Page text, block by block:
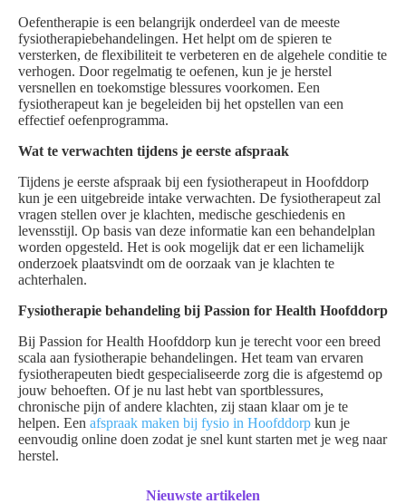
Oefentherapie is een belangrijk onderdeel van de meeste
fysiotherapiebehandelingen. Het helpt om de spieren te
versterken, de flexibiliteit te verbeteren en de algehele conditie te
verhogen. Door regelmatig te oefenen, kun je je herstel
versnellen en toekomstige blessures voorkomen. Een
fysiotherapeut kan je begeleiden bij het opstellen van een
effectief oefenprogramma.
Wat te verwachten tijdens je eerste afspraak
Tijdens je eerste afspraak bij een fysiotherapeut in Hoofddorp
kun je een uitgebreide intake verwachten. De fysiotherapeut zal
vragen stellen over je klachten, medische geschiedenis en
levensstijl. Op basis van deze informatie kan een behandelplan
worden opgesteld. Het is ook mogelijk dat er een lichamelijk
onderzoek plaatsvindt om de oorzaak van je klachten te
achterhalen.
Fysiotherapie behandeling bij Passion for Health Hoofddorp
Bij Passion for Health Hoofddorp kun je terecht voor een breed
scala aan fysiotherapie behandelingen. Het team van ervaren
fysiotherapeuten biedt gespecialiseerde zorg die is afgestemd op
jouw behoeften. Of je nu last hebt van sportblessures,
chronische pijn of andere klachten, zij staan klaar om je te
helpen. Een afspraak maken bij fysio in Hoofddorp kun je
eenvoudig online doen zodat je snel kunt starten met je weg naar
herstel.
Nieuwste artikelen